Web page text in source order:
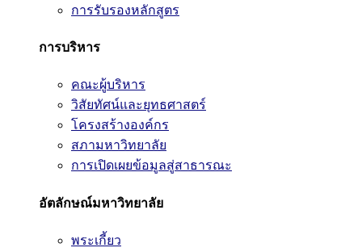
การรับรองหลักสูตร
การบริหาร
คณะผู้บริหาร
วิสัยทัศน์และยุทธศาสตร์
โครงสร้างองค์กร
สภามหาวิทยาลัย
การเปิดเผยข้อมูลสู่สาธารณะ
อัตลักษณ์มหาวิทยาลัย
พระเกี้ยว